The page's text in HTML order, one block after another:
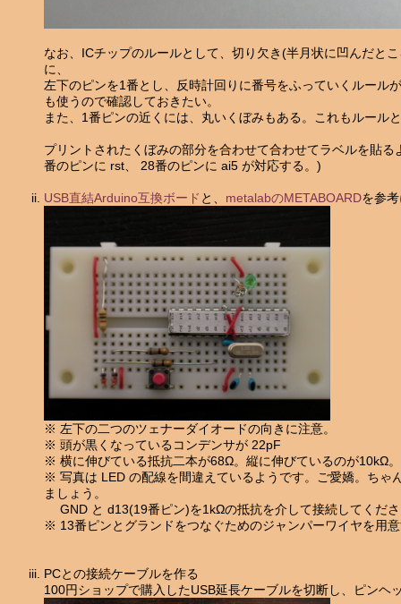
なお、ICチップのルールとして、切り欠き(半月状に凹んだと
に、
左下のピンを1番とし、反時計回りに番号をふっていくルール
も使うので確認しておきたい。
また、1番ピンの近くには、丸いくぼみもある。これもルール
プリントされたくぼみの部分を合わせて合わせてラベルを貼る
番のピンに rst、 28番のピンに ai5 が対応する。)
USB直結Arduino互換ボード と、 metalabのMETABOARDを参
※ 左下の二つのツェナーダイオードの向きに注意。
※ 頭が黒くなっているコンデンサが 22pF
※ 横に伸びている抵抗二本が68Ω。縦に伸びているのが10kΩ。
※ 写真は LED の配線を間違えているようです。ご愛嬌。ちゃ
ましょう。
GND と d13(19番ピン)を1kΩの抵抗を介して接続してくだ
※ 13番ピンとグランドをつなぐためのジャンパーワイヤを用
PCとの接続ケーブルを作る
100円ショップで購入したUSB延長ケーブルを切断し、ピンヘ